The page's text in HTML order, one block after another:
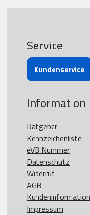
Service
Kundenservice
Information
Ratgeber
Kennzeichenliste
eVB Nummer
Datenschutz
Widerruf
AGB
Kundeninformation
Impressum